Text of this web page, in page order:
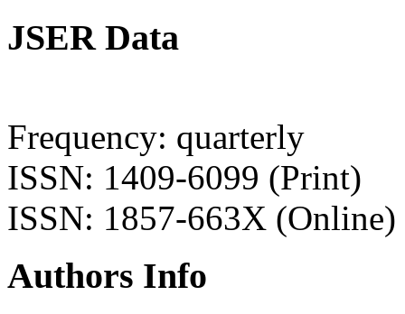
JSER Data
Frequency: quarterly
ISSN: 1409-6099 (Print)
ISSN: 1857-663X (Online)
Authors Info